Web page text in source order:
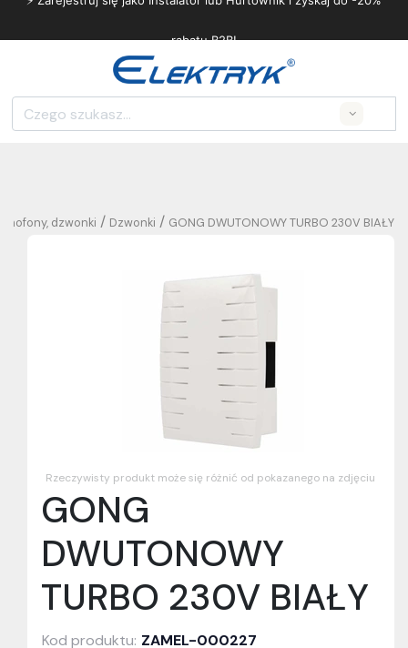
rabatu B2B!
GONG DWUTONOWY TURBO 230V BIAŁY
/
Dzwonki
/
dzwonki
Rzeczywisty produkt może się różnić od pokazanego na zdjęciu
GONG
DWUTONOWY
TURBO 230V BIAŁY
Kod produktu: ZAMEL-000227